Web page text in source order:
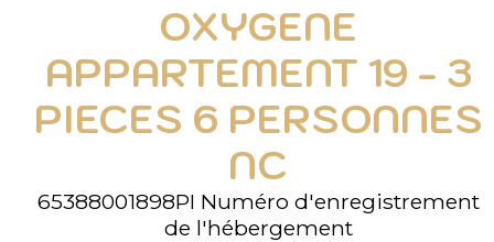
OXYGENE
APPARTEMENT 19 - 3
PIECES 6 PERSONNES
NC
65388001898PI Numéro d'enregistrement
de l'hébergement